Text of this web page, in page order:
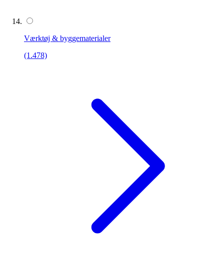
Værktøj & byggematerialer
(1.478)